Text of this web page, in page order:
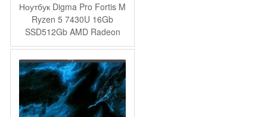
Ноутбук Digma Pro Fortis M
Ryzen 5 7430U 16Gb
SSD512Gb AMD Radeon
Graphics 14.1″ IPS FHD
(1920×1080) Windows 11
Pro grey WiFi BT Cam
4250mAh (DN14R5-
ADXW01)